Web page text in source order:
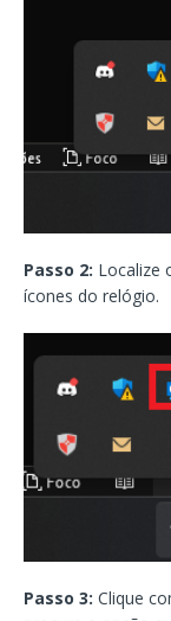
Passo 2: Localize
ícones do relógio.
Passo 3: Clique